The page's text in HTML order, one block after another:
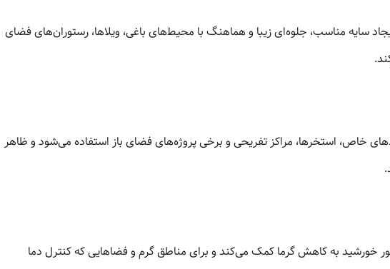
سایه مناسب، جلوه‌ای زیبا و هماهنگ با محیط‌های باغی، ویلاها، رستوران‌های فضای
خاص، استخرها، مراکز تفریحی و برخی پروژه‌های فضای باز استفاده می‌شود و ظاهر
نور خورشید به کاهش گرما کمک می‌کند و برای مناطق گرم و فضاهایی که کنترل دما